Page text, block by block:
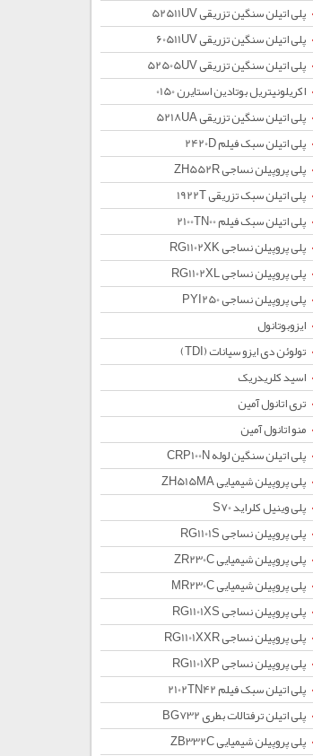
پلی اتیلن سنگین تزریقی 52511UV
پلی اتیلن سنگین تزریقی 60511UV
پلی اتیلن سنگین تزریقی 52505UV
اکریلونیتریل بوتادین استایرن 0150
پلی اتیلن سنگین تزریقی 5218UA
پلی اتیلن سبک فیلم 2420D
پلی پروپیلن نساجی ZH552R
پلی اتیلن سبک تزریقی 1922T
پلی اتیلن سبک فیلم 2100TN00
پلی پروپیلن نساجی RG1102XK
پلی پروپیلن نساجی RG1102XL
پلی پروپیلن نساجی PYI250
ایزوبوتانول
تولوئن دی ایزو سیانات (TDI)
اسید کلریدریک
تری اتانول آمین
منو اتانول آمین
پلی اتیلن سنگین لوله CRP100N
پلی پروپیلن شیمیایی ZH515MA
پلی وینیل کلراید S70
پلی پروپیلن نساجی RG1101S
پلی پروپیلن شیمیایی ZR230C
پلی پروپیلن شیمیایی MR230C
پلی پروپیلن نساجی RG1101XS
پلی پروپیلن نساجی RG1101XXR
پلی پروپیلن نساجی RG1101XP
پلی اتیلن سبک فیلم 2102TN42
پلی اتیلن ترفتالات بطری BG732
پلی پروپیلن شیمیایی ZB332C